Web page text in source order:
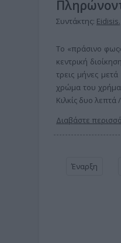
Συντάκτης:
Το «πράσινο
κεντρική
τρεις μήνες
χρώμα του
Κιλκίς δυο λεπτά
Διαβάστε
Έναρξη